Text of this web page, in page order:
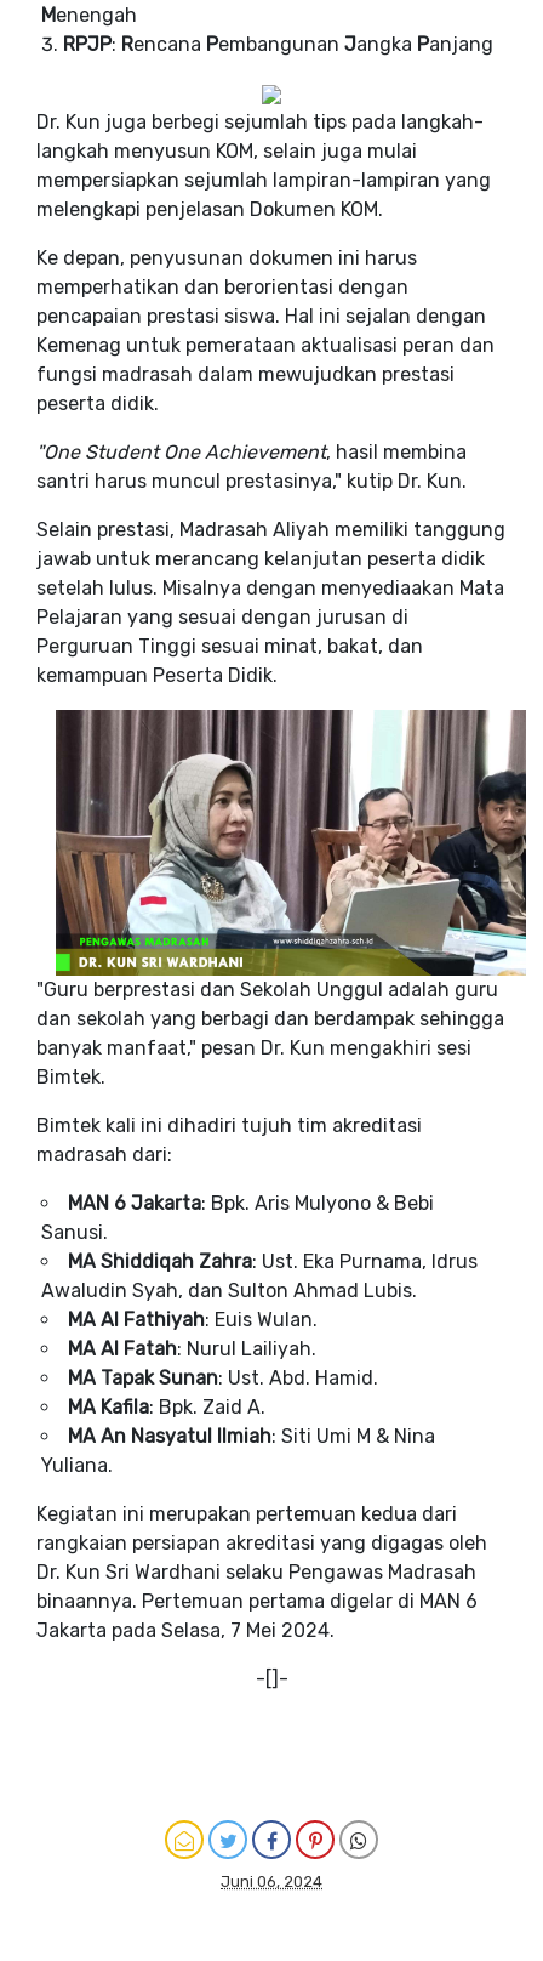
Menengah
RPJP: Rencana Pembangunan Jangka Panjang
Dr. Kun juga berbegi sejumlah tips pada langkah-
langkah menyusun KOM, selain juga mulai
mempersiapkan sejumlah lampiran-lampiran yang
melengkapi penjelasan Dokumen KOM.
Ke depan, penyusunan dokumen ini harus
memperhatikan dan berorientasi dengan
pencapaian prestasi siswa. Hal ini sejalan dengan
Kemenag untuk pemerataan aktualisasi peran dan
fungsi madrasah dalam mewujudkan prestasi
peserta didik.
"One Student One Achievement, hasil membina
santri harus muncul prestasinya," kutip Dr. Kun.
Selain prestasi, Madrasah Aliyah memiliki tanggung
jawab untuk merancang kelanjutan peserta didik
setelah lulus. Misalnya dengan menyediaakan Mata
Pelajaran yang sesuai dengan jurusan di
Perguruan Tinggi sesuai minat, bakat, dan
kemampuan Peserta Didik.
"Guru berprestasi dan Sekolah Unggul adalah guru
dan sekolah yang berbagi dan berdampak sehingga
banyak manfaat," pesan Dr. Kun mengakhiri sesi
Bimtek.
Bimtek kali ini dihadiri tujuh tim akreditasi
madrasah dari:
MAN 6 Jakarta: Bpk. Aris Mulyono & Bebi
Sanusi.
MA Shiddiqah Zahra: Ust. Eka Purnama, Idrus
Awaludin Syah, dan Sulton Ahmad Lubis.
MA Al Fathiyah: Euis Wulan.
MA Al Fatah: Nurul Lailiyah.
MA Tapak Sunan: Ust. Abd. Hamid.
MA Kafila: Bpk. Zaid A.
MA An Nasyatul Ilmiah: Siti Umi M & Nina
Yuliana.
Kegiatan ini merupakan pertemuan kedua dari
rangkaian persiapan akreditasi yang digagas oleh
Dr. Kun Sri Wardhani selaku Pengawas Madrasah
binaannya. Pertemuan pertama digelar di MAN 6
Jakarta pada Selasa, 7 Mei 2024.
-[]-
Juni 06, 2024